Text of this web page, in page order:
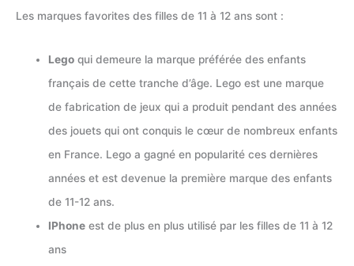
Les marques favorites des filles de 11 à 12 ans sont :
Lego qui demeure la marque préférée des enfants
français de cette tranche d’âge. Lego est une marque
de fabrication de jeux qui a produit pendant des années
des jouets qui ont conquis le cœur de nombreux enfants
en France. Lego a gagné en popularité ces dernières
années et est devenue la première marque des enfants
de 11-12 ans.
IPhone est de plus en plus utilisé par les filles de 11 à 12
ans